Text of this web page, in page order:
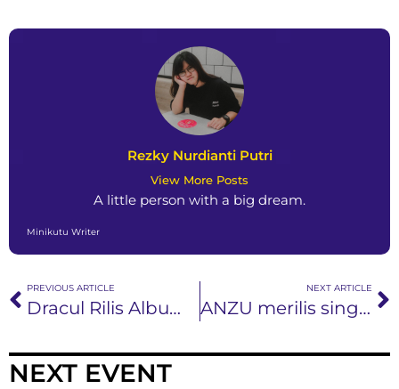
Rezky Nurdianti Putri
View More Posts
A little person with a big dream.
Minikutu Writer
PREVIOUS ARTICLE
Dracul Rilis Album Penuh 14 Track Horrorcore Rap Bertajuk ‘Vampiric Legion Abysmal Doppelganger’
NEXT ARTICLE
ANZU merilis single ke 2 mereka, yang berjudul “PUSING MIKIRIN UTANG”
NEXT EVENT